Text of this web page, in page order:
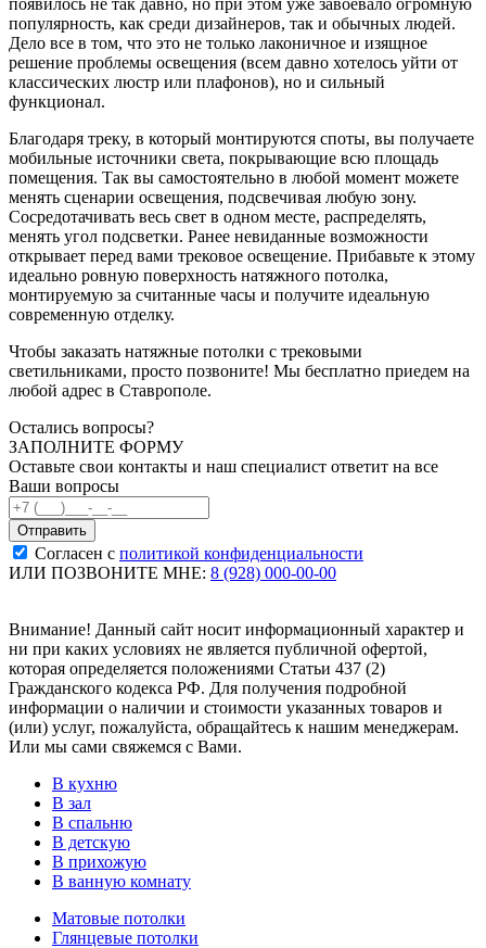
популярность, как среди дизайнеров, так и обычных людей.
Дело все в том, что это не только лаконичное и изящное
решение проблемы освещения (всем давно хотелось уйти от
классических люстр или плафонов), но и сильный
функционал.
Благодаря треку, в который монтируются споты, вы получаете
мобильные источники света, покрывающие всю площадь
помещения. Так вы самостоятельно в любой момент можете
менять сценарии освещения, подсвечивая любую зону.
Сосредотачивать весь свет в одном месте, распределять,
менять угол подсветки. Ранее невиданные возможности
открывает перед вами трековое освещение. Прибавьте к этому
идеально ровную поверхность натяжного потолка,
монтируемую за считанные часы и получите идеальную
современную отделку.
Чтобы заказать натяжные потолки с трековыми
светильниками, просто позвоните! Мы бесплатно приедем на
любой адрес в Ставрополе.
Остались вопросы?
ЗАПОЛНИТЕ ФОРМУ
Оставьте свои контакты и наш специалист ответит на все
Ваши вопросы
Согласен с политикой конфиденциальности
ИЛИ ПОЗВОНИТЕ МНЕ: 8 (928) 000-00-00
Внимание! Данный сайт носит информационный характер и
ни при каких условиях не является публичной офертой,
которая определяется положениями Статьи 437 (2)
Гражданского кодекса РФ. Для получения подробной
информации о наличии и стоимости указанных товаров и
(или) услуг, пожалуйста, обращайтесь к нашим менеджерам.
Или мы сами свяжемся с Вами.
В кухню
В зал
В спальню
В детскую
В прихожую
В ванную комнату
Матовые потолки
Глянцевые потолки